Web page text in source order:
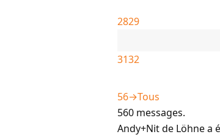
2829
3132
56→Tous
560 messages.
Andy+Nitde Löhnea